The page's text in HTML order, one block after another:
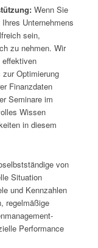
Wenn Sie
Unternehmens
sein,
zu nehmen. Wir
Optimierung
Finanzdaten
Seminare im
Wissen
in diesem
von
Situation
und Kennzahlen
regelmäßige
Performance